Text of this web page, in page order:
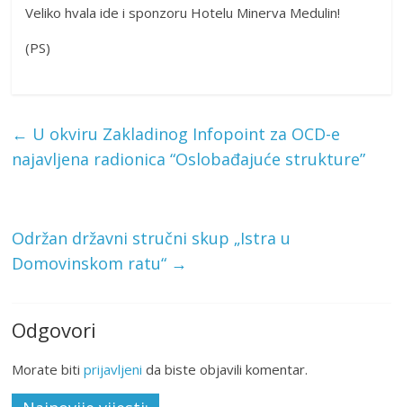
Veliko hvala ide i sponzoru Hotelu Minerva Medulin!
(PS)
← U okviru Zakladinog Infopoint za OCD-e
najavljena radionica “Oslobađajuće strukture”
Održan državni stručni skup „Istra u
Domovinskom ratu“ →
Odgovori
Morate bitiprijavljeni da biste objavili komentar.